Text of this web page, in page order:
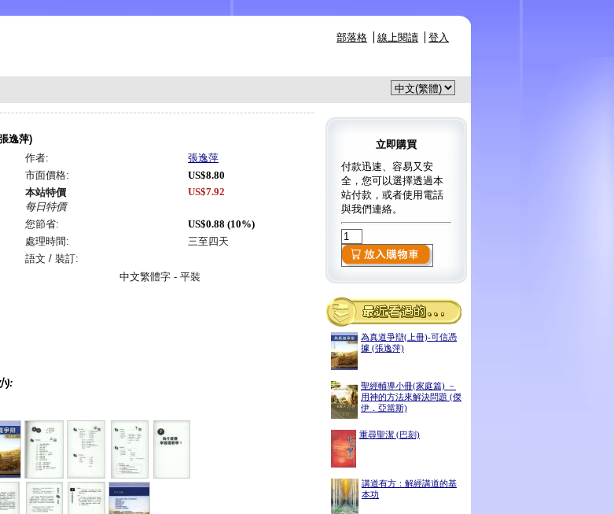
部落格 線上閱讀 登入
立即購買
付款迅速、容易又安
全，您可以選擇透過本
站付款，或者使用電話
與我們連絡。
為真道爭辯(上冊)-可信憑
據 (張逸萍)
聖經輔導小冊(家庭篇) －
用神的方法來解決問題 (傑
伊．亞當斯)
重尋聖潔 (巴刻)
講道有方：解經講道的基
本功
逸萍)
作者:
張逸萍
市面價格:
US$8.80
本站特價
每日特價
US$7.92
您節省:
US$0.88 (10%)
處理時間:
三至四天
語文 / 裝訂:
中文繁體字 - 平裝
):